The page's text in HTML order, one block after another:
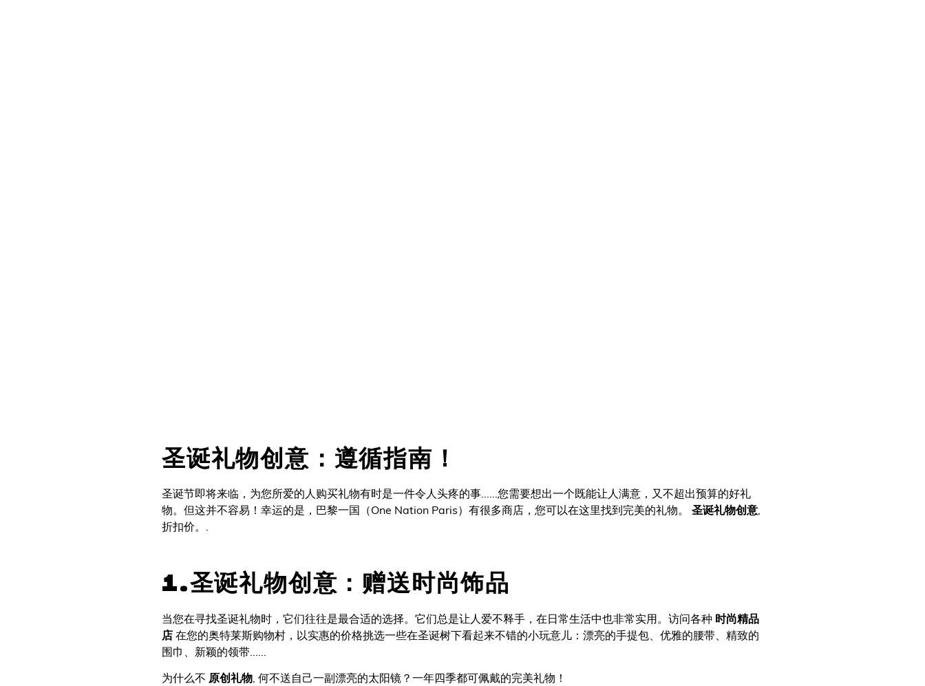
圣诞礼物创意：遵循指南！
圣诞节即将来临，为您所爱的人购买礼物有时是一件令人头疼的事......您需要想出一个既能让人满意，又不超出预算的好礼
物。但这并不容易！幸运的是，巴黎一国（One Nation Paris）有很多商店，您可以在这里找到完美的礼物。圣诞礼物创意,
折扣价。.
1.圣诞礼物创意：赠送时尚饰品
当您在寻找圣诞礼物时，它们往往是最合适的选择。它们总是让人爱不释手，在日常生活中也非常实用。访问各种 时尚精品
店 在您的奥特莱斯购物村，以实惠的价格挑选一些在圣诞树下看起来不错的小玩意儿：漂亮的手提包、优雅的腰带、精致的
围巾、新颖的领带......
为什么不 原创礼物 , 何不送自己一副漂亮的太阳镜？一年四季都可佩戴的完美礼物！